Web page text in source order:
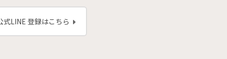
式LINE 登録はこちら